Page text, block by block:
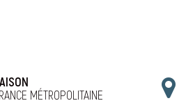
MÉTROPOLITAINE